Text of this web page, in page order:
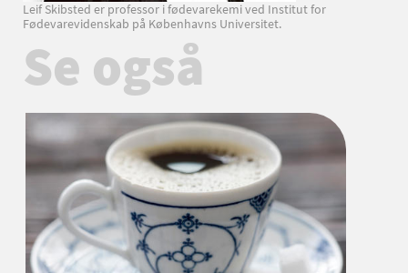
Leif Skibsted er professor i fødevarekemi ved Institut for
Fødevarevidenskab på Københavns Universitet.
Se også